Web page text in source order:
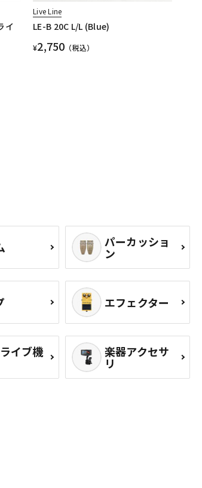
イ
Live Line
LE-B 20C L/L (Blue)
¥2,750 （税込）
パーカッショ
ン
エフェクター
イブ機 楽器アクセサ
リ